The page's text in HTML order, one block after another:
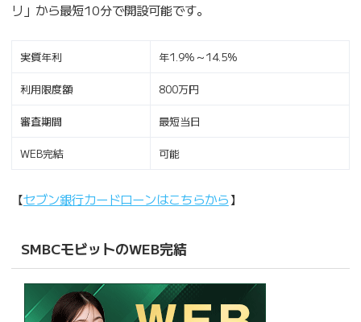
リ」から最短10分で開設可能です。
実質年利 年1.9%～14.5%
利用限度額 800万円
審査期間 最短当日
WEB完結 可能
【セブン銀行カードローンはこちらから】
SMBCモビットのWEB完結